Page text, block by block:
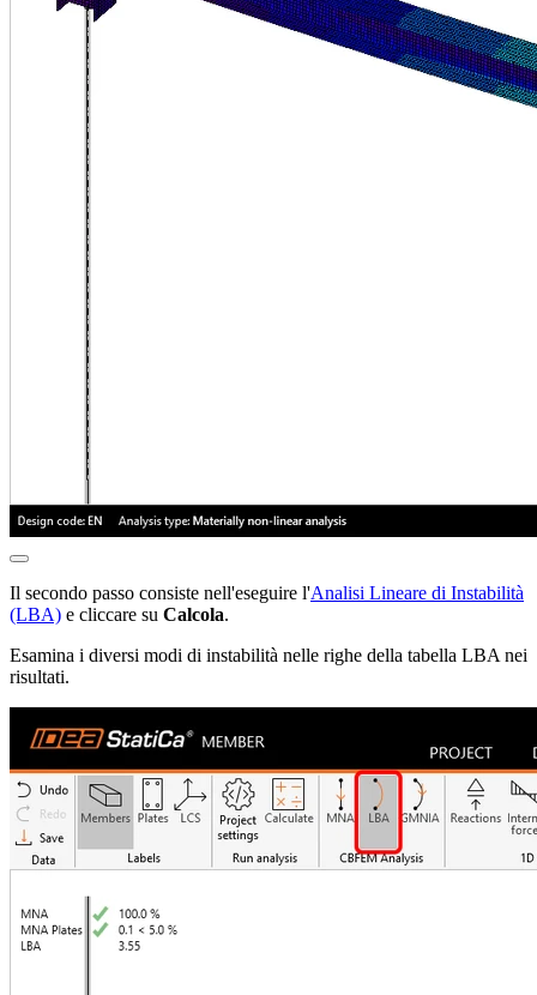
Il secondo passo consiste nell'eseguire l'Analisi Lineare di Instabilità
(LBA) e cliccare su Calcola.
Esamina i diversi modi di instabilità nelle righe della tabella LBA nei
risultati.